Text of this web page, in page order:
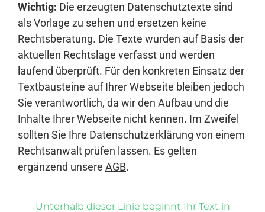
Wichtig: Die erzeugten Datenschutztexte sind
als Vorlage zu sehen und ersetzen keine
Rechtsberatung. Die Texte wurden auf Basis der
aktuellen Rechtslage verfasst und werden
laufend überprüft. Für den konkreten Einsatz der
Textbausteine auf Ihrer Webseite bleiben jedoch
Sie verantwortlich, da wir den Aufbau und die
Inhalte Ihrer Webseite nicht kennen. Im Zweifel
sollten Sie Ihre Datenschutzerklärung von einem
Rechtsanwalt prüfen lassen. Es gelten
ergänzend unsere AGB.
Unterhalb dieser Linie beginnt Ihr Text in